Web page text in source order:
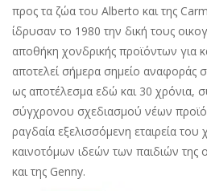
προς τα ζώα του Alberto και της
ίδρυσαν το 1980 την δική τους
αποθήκη χονδρικής προϊόντων για
αποτελεί σήμερα σημείο αναφοράς
ως αποτέλεσμα εδώ και 30 χρόνια,
σύγχρονου σχεδιασμού νέων
ραγδαία εξελισσόμενη εταιρεία
καινοτόμων ιδεών των παιδιών της
και της Genny.